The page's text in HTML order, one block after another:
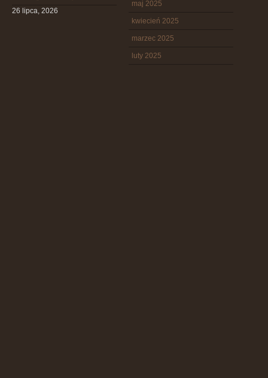
26 lipca, 2026
maj 2025
kwiecień 2025
marzec 2025
luty 2025